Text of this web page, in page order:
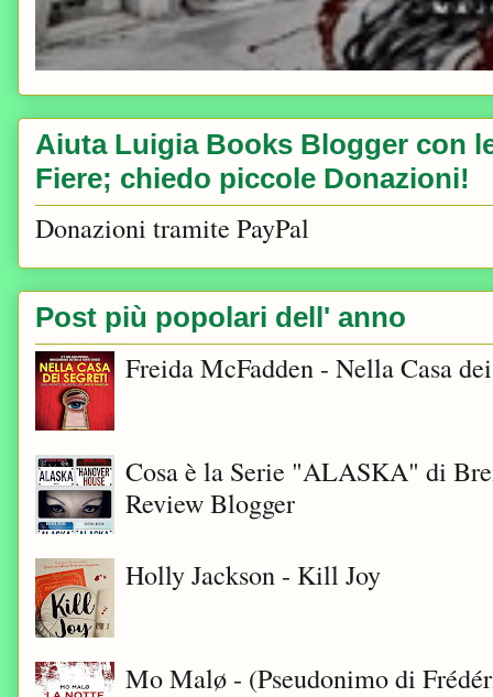
Aiuta Luigia Books Blogger con
Fiere; chiedo piccole Donazioni!
Donazioni tramite PayPal
Post più popolari dell' anno
Freida McFadden - Nella Casa
Cosa è la Serie "ALASKA" di
Review Blogger
Holly Jackson - Kill Joy
Mo Malø - (Pseudonimo di